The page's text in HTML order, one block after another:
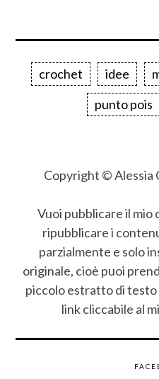
crochet idee
punto pois
Copyright © Alessia
Vuoi pubblicare il mio
ripubblicare i
parzialmente e solo
originale, cioè puoi
piccolo estratto di
link cliccabile al